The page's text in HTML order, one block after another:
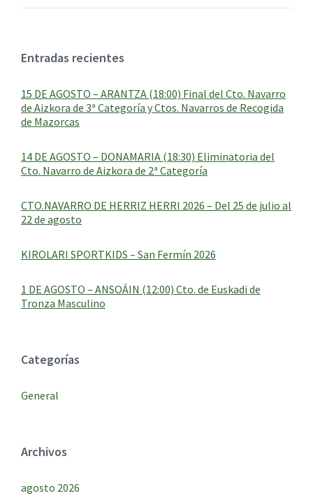
Entradas recientes
15 DE AGOSTO – ARANTZA (18:00) Final del Cto. Navarro
de Aizkora de 3ª Categoría y Ctos. Navarros de Recogida
de Mazorcas
14 DE AGOSTO – DONAMARIA (18:30) Eliminatoria del
Cto. Navarro de Aizkora de 2ª Categoría
CTO.NAVARRO DE HERRIZ HERRI 2026 – Del 25 de julio al
22 de agosto
KIROLARI SPORTKIDS – San Fermín 2026
1 DE AGOSTO – ANSOÁIN (12:00) Cto. de Euskadi de
Tronza Masculino
Categorías
General
Archivos
agosto 2026